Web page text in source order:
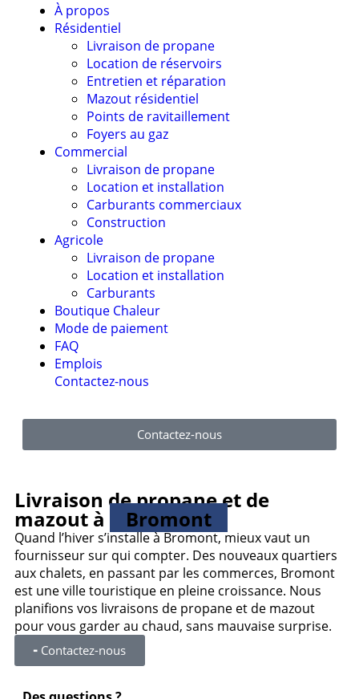
À propos
Résidentiel
Livraison de propane
Location de réservoirs
Entretien et réparation
Mazout résidentiel
Points de ravitaillement
Foyers au gaz
Commercial
Livraison de propane
Location et installation
Carburants commerciaux
Construction
Agricole
Livraison de propane
Location et installation
Carburants
Boutique Chaleur
Mode de paiement
FAQ
Emplois
Contactez-nous
Contactez-nous
Livraison de propane et de
mazout à Bromont
Quand l’hiver s’installe à Bromont, mieux vaut un
fournisseur sur qui compter. Des nouveaux quartiers
aux chalets, en passant par les commerces, Bromont
est une ville touristique en pleine croissance. Nous
planifions vos livraisons de propane et de mazout
pour vous garder au chaud, sans mauvaise surprise.
╸Contactez-nous